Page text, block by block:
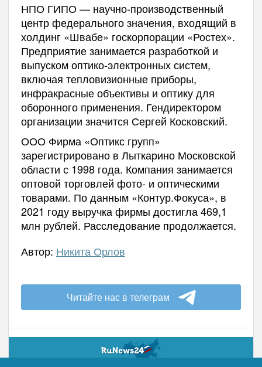
НПО ГИПО — научно-производственный
центр федерального значения, входящий в
холдинг «Швабе» госкорпорации «Ростех».
Предприятие занимается разработкой и
выпуском оптико-электронных систем,
включая тепловизионные приборы,
инфракрасные объективы и оптику для
оборонного применения. Гендиректором
организации значится Сергей Косковский.
ООО Фирма «Оптикс групп»
зарегистрировано в Лыткарино Московской
области с 1998 года. Компания занимается
оптовой торговлей фото- и оптическими
товарами. По данным «Контур.Фокуса», в
2021 году выручка фирмы достигла 469,1
млн рублей. Расследование продолжается.
Автор: Никита Орлов
Читайте нас в телеграм